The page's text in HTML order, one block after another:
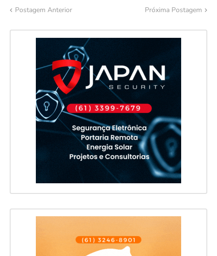
Postagem Anterior Próxima Postagem